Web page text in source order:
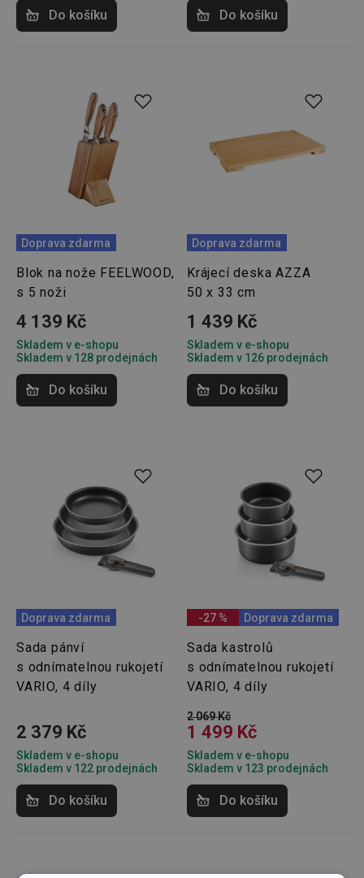
Do košíku Do košíku
Doprava zdarma
Blok na nože FEELWOOD,
s 5 noži
4 139 Kč
Skladem v e-shopu
Skladem v 128 prodejnách
Do košíku
Doprava zdarma
Krájecí deska AZZA
50 x 33 cm
1 439 Kč
Skladem v e-shopu
Skladem v 126 prodejnách
Do košíku
Doprava zdarma
Sada pánví
s odnímatelnou rukojetí
VARIO, 4 díly
2 379 Kč
Skladem v e-shopu
Skladem v 122 prodejnách
Do košíku
-27 % Doprava zdarma
Sada kastrolů
s odnímatelnou rukojetí
VARIO, 4 díly
2 069 Kč
1 499 Kč
Skladem v e-shopu
Skladem v 123 prodejnách
Do košíku